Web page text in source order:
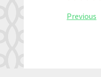
Previous
Previous